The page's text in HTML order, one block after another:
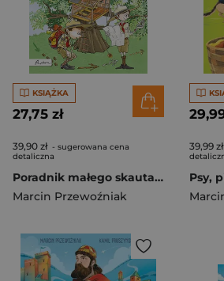
KSIĄŻKA
27,75 zł
39,90 zł - sugerowana cena
detaliczna
Poradnik małego skauta Wszystko, co musisz wiedzieć, by przetrwać!
Marcin Przewoźniak
39,99 zł
Psy,